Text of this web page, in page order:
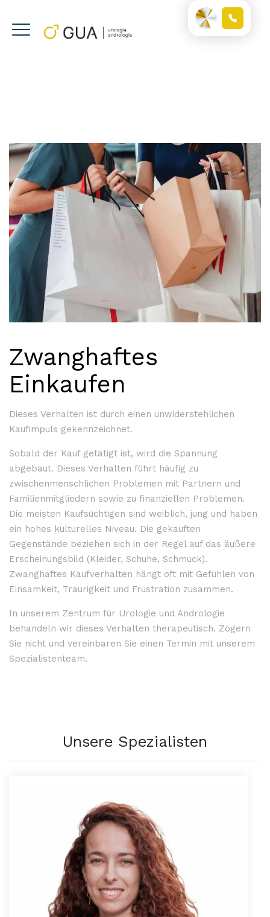
Zwanghaftes
Einkaufen
Dieses Verhalten ist durch einen unwiderstehlichen
Kaufimpuls gekennzeichnet.
Sobald der Kauf getätigt ist, wird die Spannung
abgebaut. Dieses Verhalten führt häufig zu
zwischenmenschlichen Problemen mit Partnern und
Familienmitgliedern sowie zu finanziellen Problemen.
Die meisten Kaufsüchtigen sind weiblich, jung und haben
ein hohes kulturelles Niveau. Die gekauften
Gegenstände beziehen sich in der Regel auf das äußere
Erscheinungsbild (Kleider, Schuhe, Schmuck).
Zwanghaftes Kaufverhalten hängt oft mit Gefühlen von
Einsamkeit, Traurigkeit und Frustration zusammen.
In unserem Zentrum für Urologie und Andrologie
behandeln wir dieses Verhalten therapeutisch. Zögern
Sie nicht und vereinbaren Sie einen Termin mit unserem
Spezialistenteam.
Unsere Spezialisten